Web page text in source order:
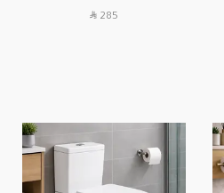
( نظام أمريكي )
SAR 285